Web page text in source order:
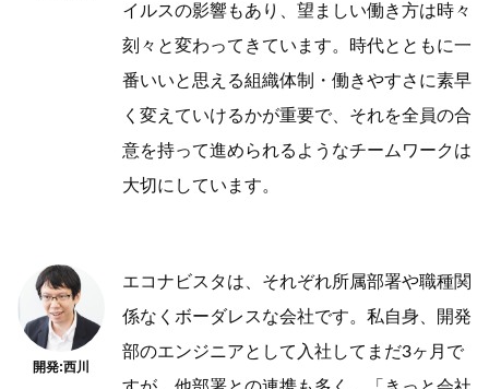
イルスの影響もあり、望ましい働き方は時々
刻々と変わってきています。時代とともに一
番いいと思える組織体制・働きやすさに素早
く変えていけるかが重要で、それを全員の合
意を持って進められるようなチームワークは
大切にしています。
開発:西川
エコナビスタは、それぞれ所属部署や職種関
係なくボーダレスな会社です。私自身、開発
部のエンジニアとして入社してまだ3ヶ月で